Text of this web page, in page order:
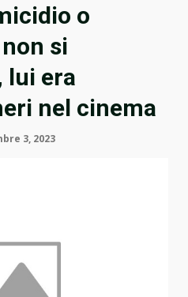
o
si
lui era
nel cinema
3, 2023